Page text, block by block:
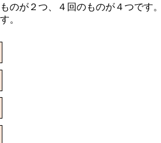
が２つ、４回のものが４つです
。